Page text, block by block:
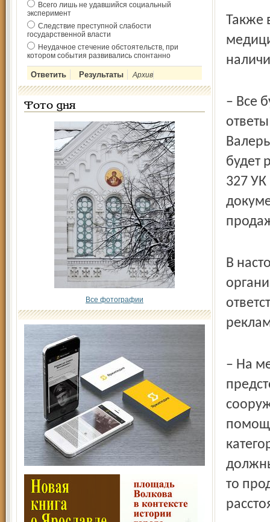
Всего лишь не удавшийся социальный
эксперимент
Следствие преступной слабости
государственной власти
Неудачное стечение обстоятельств, при
котором события развивались спонтанно
Архив
Фото дня
Все фотографии
Также
– Все
будет
327
В
– На
то